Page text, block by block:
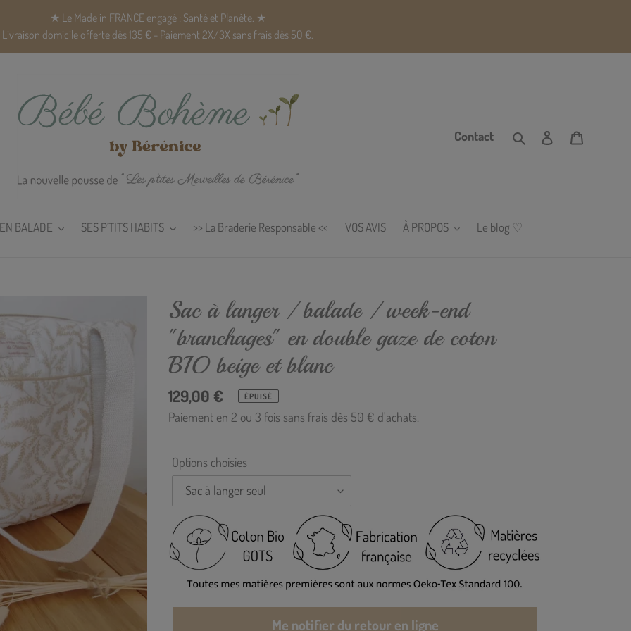
★ Le Made in FRANCE engagé : Santé et Planète. ★
Livraison domicile offerte dès 135 € - Paiement 2X/3X sans frais dès 50 €.
Contact RechercherSe connecter
BALADE SES P'TITS HABITS >> La Braderie Responsable << VOS AVIS À PROPOS Le blog ♡
Sac à langer / balade / week-end
"branchages" en double gaze de coton
BIO beige et blanc
Prix
normal
129,00 € ÉPUISÉ
Paiement en 2 ou 3 fois sans frais dès 50 € d'achats.
Options choisies
Me notifier du retour en ligne